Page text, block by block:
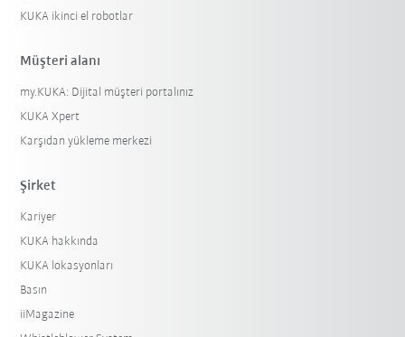
KUKA ikinci el robotlar
Müşteri alanı
my.KUKA: Dijital müşteri portalınız
KUKA Xpert
Karşıdan yükleme merkezi
Şirket
Kariyer
KUKA hakkında
KUKA lokasyonları
Basın
iiMagazine